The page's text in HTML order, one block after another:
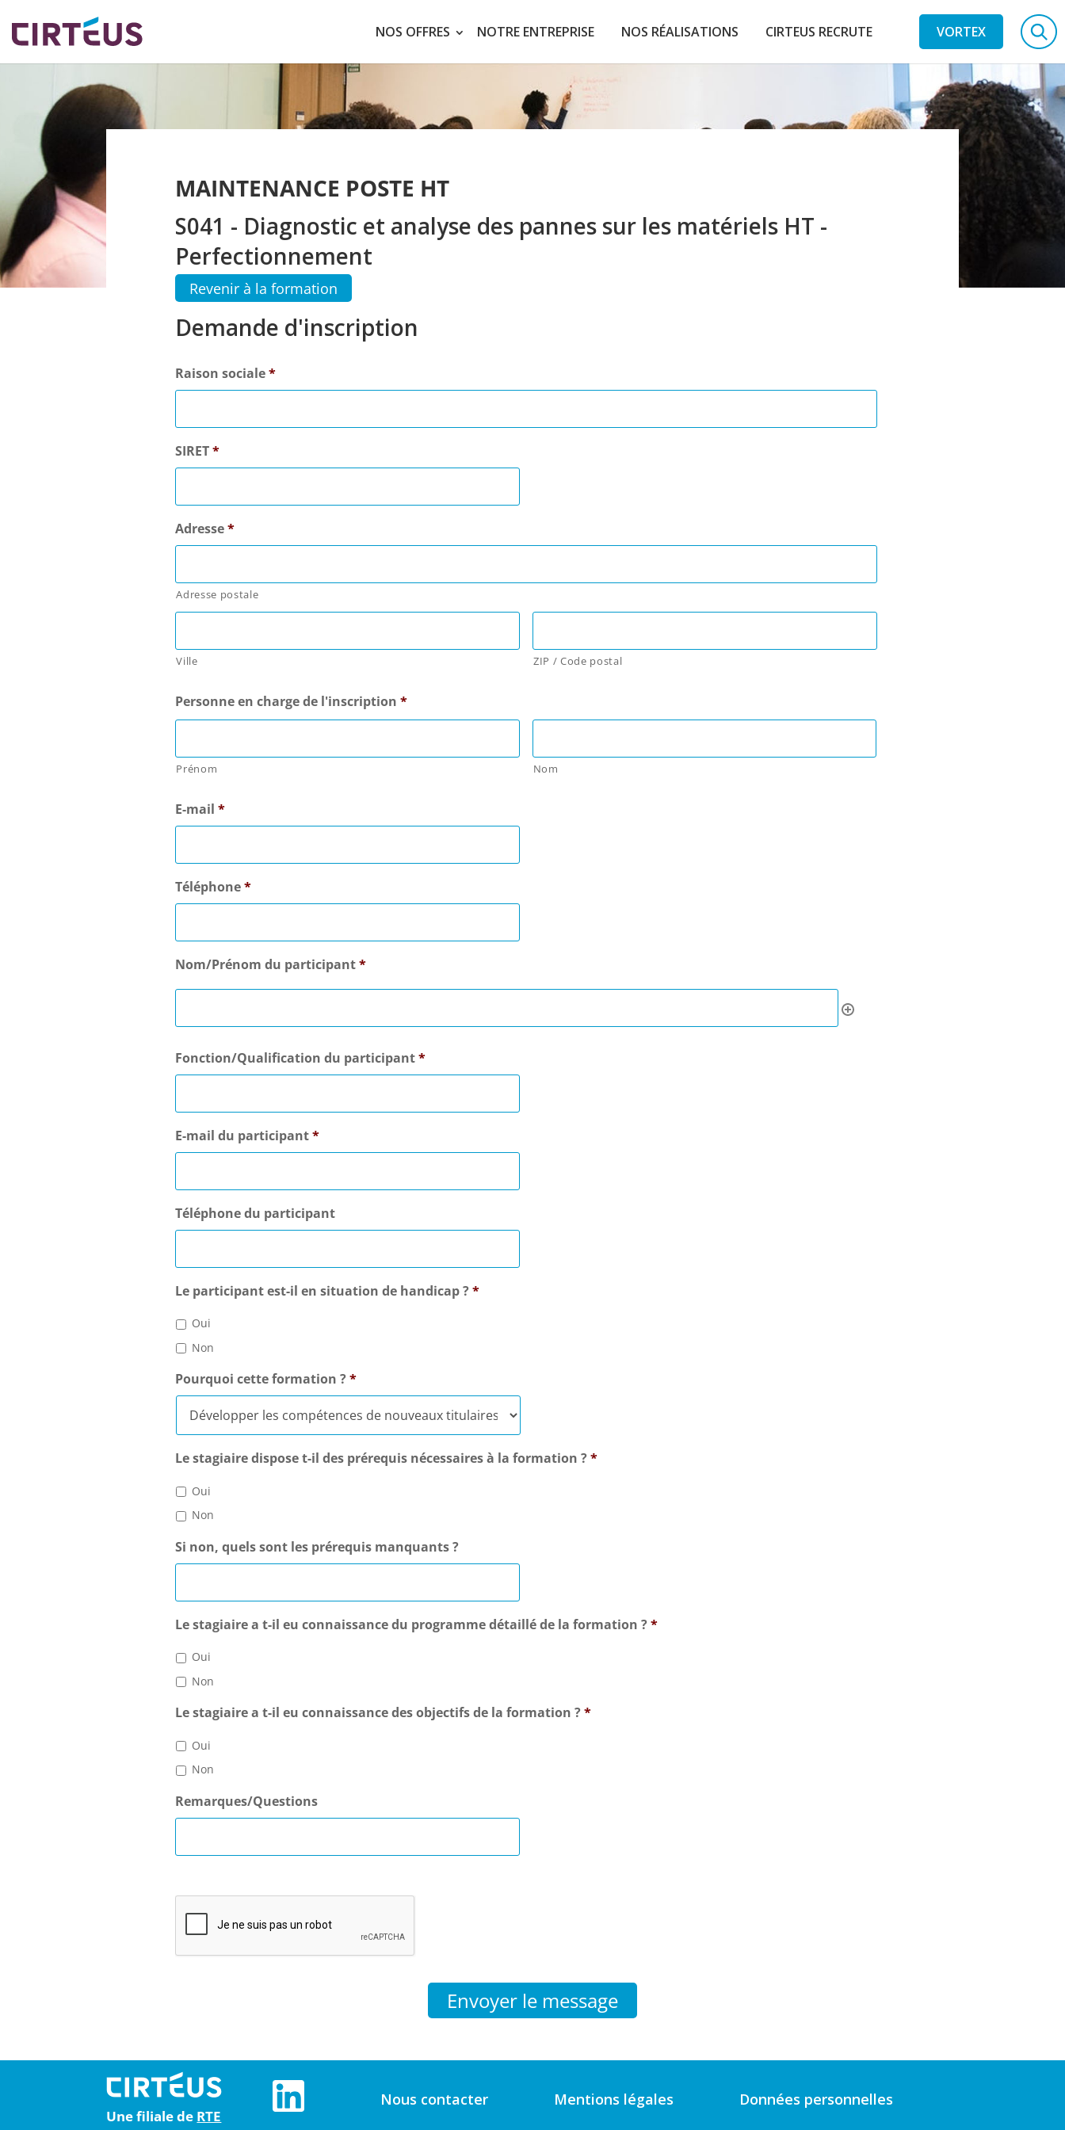
NOS OFFRES NOTRE ENTREPRISE NOS RÉALISATIONS CIRTEUS RECRUTE VORTEX
MAINTENANCE POSTE HT
S041 - Diagnostic et analyse des pannes sur les matériels HT -
Perfectionnement
Revenir à la formation
Demande d'inscription
Raison sociale *
SIRET *
Adresse *
Adresse postale
Ville ZIP / Code postal
Personne en charge de l'inscription *
Prénom Nom
E-mail *
Téléphone *
Nom/Prénom du participant *
Fonction/Qualification du participant *
E-mail du participant *
Téléphone du participant
Le participant est-il en situation de handicap ? *
Oui
Non
Pourquoi cette formation ? *
Le stagiaire dispose t-il des prérequis nécessaires à la formation ? *
Oui
Non
Si non, quels sont les prérequis manquants ?
Le stagiaire a t-il eu connaissance du programme détaillé de la formation ? *
Oui
Non
Le stagiaire a t-il eu connaissance des objectifs de la formation ? *
Oui
Non
Remarques/Questions
Envoyer le message
Une filiale de RTE
Nous contacter Mentions légales Données personnelles